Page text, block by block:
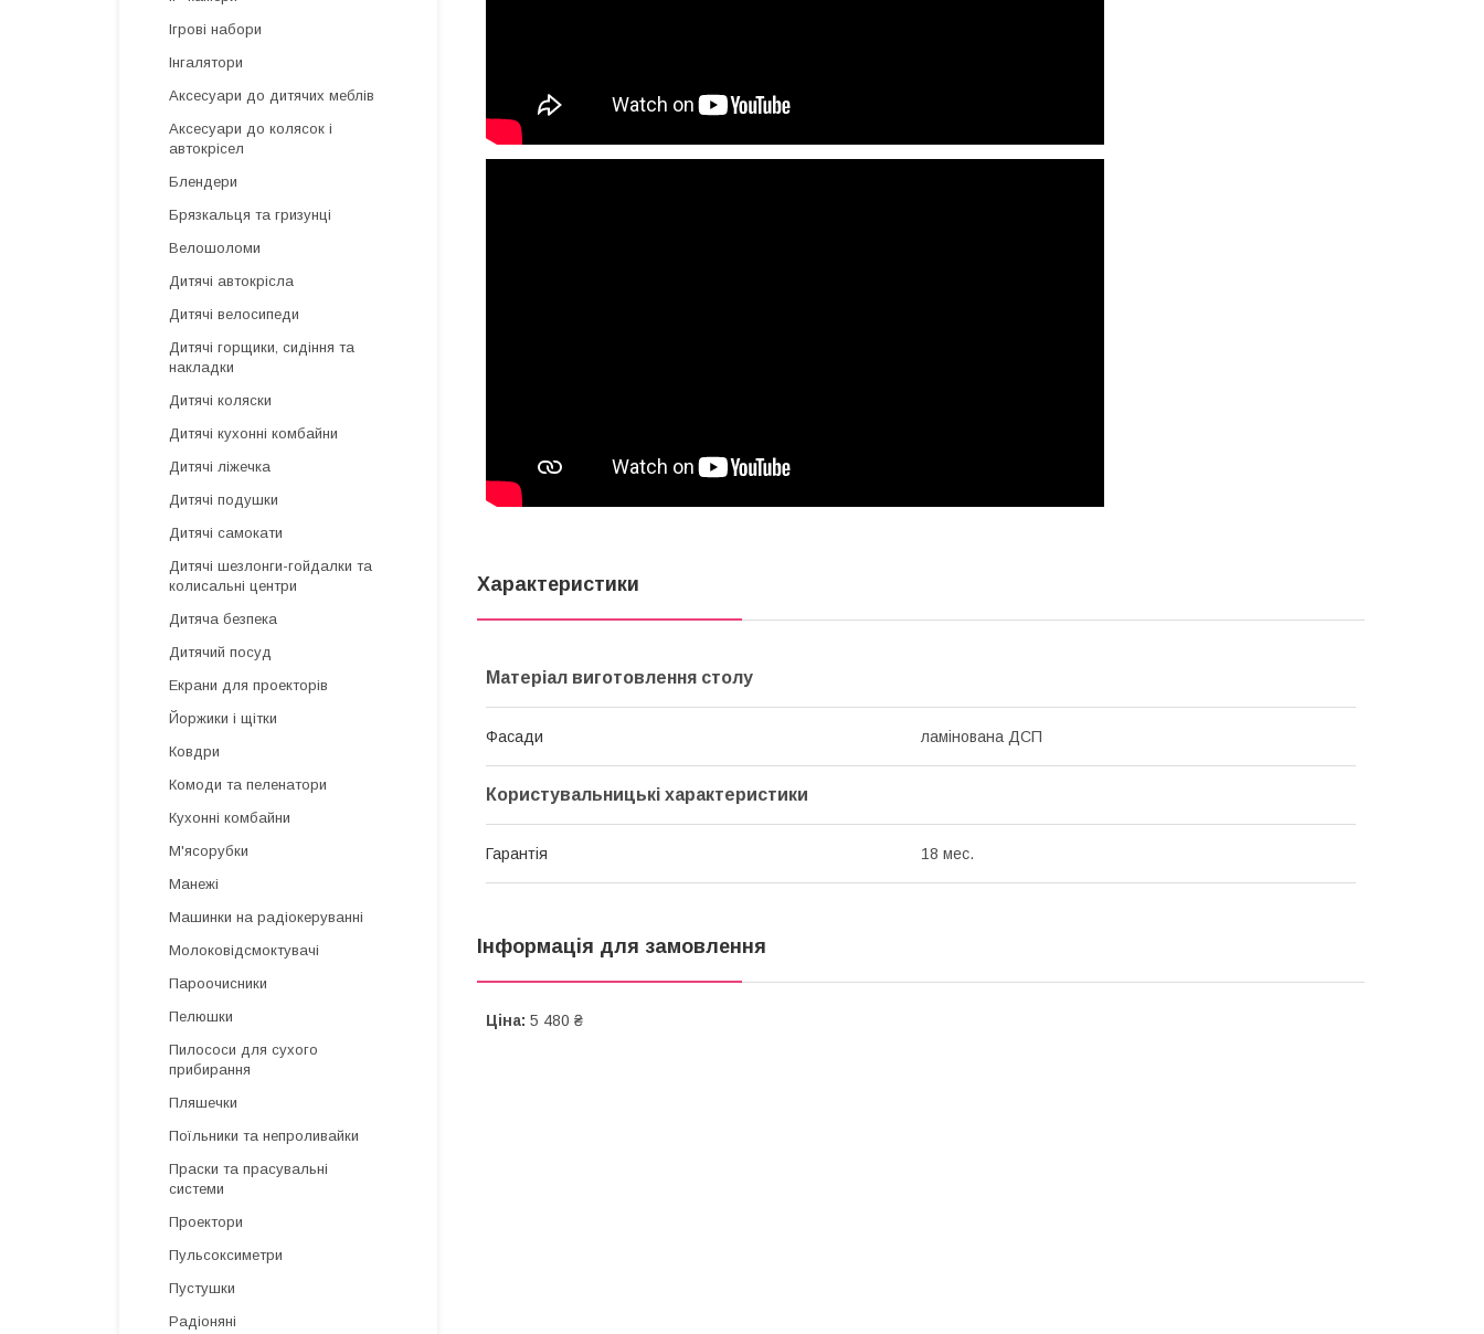
Характеристики
Матеріал виготовлення столу
Фасади ламінована ДСП
Користувальницькі характеристики
Гарантія 18 мес.
Інформація для замовлення
Ціна: 5 480 ₴
Ігрові набори
Інгалятори
Аксесуари до дитячих меблів
Аксесуари до колясок і
автокрісел
Блендери
Брязкальця та гризунці
Велошоломи
Дитячі автокрісла
Дитячі велосипеди
Дитячі горщики, сидіння та
накладки
Дитячі коляски
Дитячі кухонні комбайни
Дитячі ліжечка
Дитячі подушки
Дитячі самокати
Дитячі шезлонги-гойдалки та
колисальні центри
Дитяча безпека
Дитячий посуд
Екрани для проекторів
Йоржики і щітки
Ковдри
Комоди та пеленатори
Кухонні комбайни
М'ясорубки
Манежі
Машинки на радіокеруванні
Молоковідсмоктувачі
Пароочисники
Пелюшки
Пилососи для сухого
прибирання
Пляшечки
Поїльники та непроливайки
Праски та прасувальні
системи
Проектори
Пульсоксиметри
Пустушки
Радіоняні